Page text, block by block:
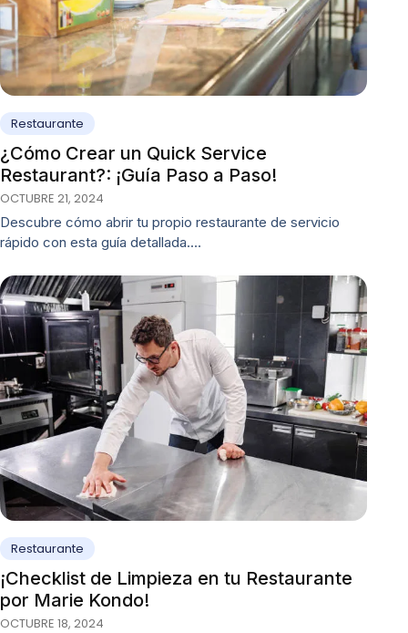
Restaurante
¿Cómo Crear un Quick Service
Restaurant?: ¡Guía Paso a Paso!
OCTUBRE 21, 2024
Descubre cómo abrir tu propio restaurante de servicio
rápido con esta guía detallada.…
Restaurante
¡Checklist de Limpieza en tu Restaurante
por Marie Kondo!
OCTUBRE 18, 2024